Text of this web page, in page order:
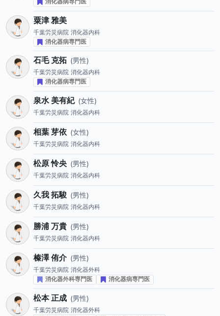
粟津 雅美
千葉労災病院 消化器内科
消化器病専門医
石毛 克拓 男性
千葉労災病院 消化器内科
消化器病専門医
泉水 美有紀 女性
千葉労災病院 消化器内科
相葉 芽依 女性
千葉労災病院 消化器内科
松原 怜央 男性
千葉労災病院 消化器内科
久我 拓駿 男性
千葉労災病院 消化器内科
勝浦 万貴 男性
千葉労災病院 消化器内科
榛澤 侑介 男性
千葉労災病院 消化器外科
消化器外科専門医
消化器病専門医
松本 正成 男性
千葉労災病院 消化器外科